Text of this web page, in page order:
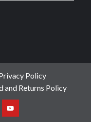
Policy
and Returns Policy
YouTube